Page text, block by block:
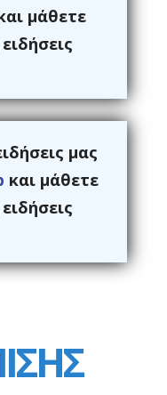
μάθετε
μας
και μάθετε